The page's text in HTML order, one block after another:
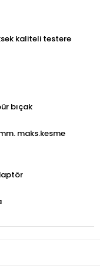
kaliteli testere
bıçak
maks.kesme